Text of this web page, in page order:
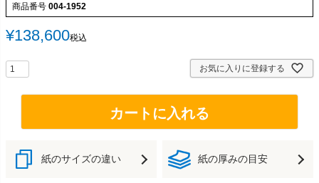
商品番号 004-1952
¥138,600税込
お気に入りに登録する
カートに入れる
紙のサイズの違い 紙の厚みの目安